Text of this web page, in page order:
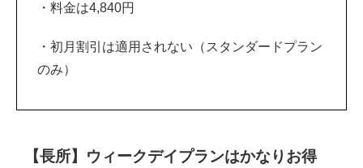
・料金は4,840円
・初月割引は適用されない（スタンダードプラン
のみ）
【長所】ウィークデイプランはかなりお得